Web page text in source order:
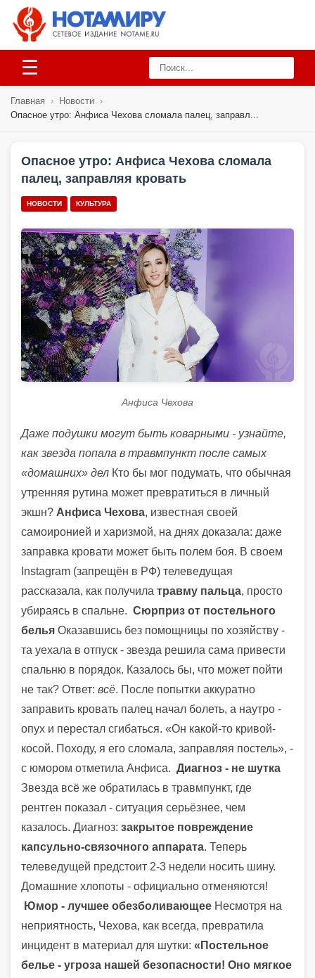
☰
Главная › Новости ›
Опасное утро: Анфиса Чехова сломала палец, заправл...
Опасное утро: Анфиса Чехова сломала
палец, заправляя кровать
НОВОСТИ КУЛЬТУРА
Анфиса Чехова
Даже подушки могут быть коварными - узнайте,
как звезда попала в травмпункт после самых
«домашних» дел Кто бы мог подумать, что обычная
утренняя рутина может превратиться в личный
экшн? Анфиса Чехова, известная своей
самоиронией и харизмой, на днях доказала: даже
заправка кровати может быть полем боя. В своем
Instagram (запрещён в РФ) телеведущая
рассказала, как получила травму пальца, просто
убираясь в спальне. Сюрприз от постельного
белья Оказавшись без помощницы по хозяйству -
та уехала в отпуск - звезда решила сама привести
спальню в порядок. Казалось бы, что может пойти
не так? Ответ: всё. После попытки аккуратно
заправить кровать палец начал болеть, а наутро -
опух и перестал сгибаться. «Он какой-то кривой-
косой. Походу, я его сломала, заправляя постель», -
с юмором отметила Анфиса. Диагноз - не шутка
Звезда всё же обратилась в травмпункт, где
рентген показал - ситуация серьёзнее, чем
казалось. Диагноз: закрытое повреждение
капсульно-связочного аппарата. Теперь
телеведущей предстоит 2-3 недели носить шину.
Домашние хлопоты - официально отменяются!
Юмор - лучшее обезболивающее Несмотря на
неприятность, Чехова, как всегда, превратила
инцидент в материал для шутки: «Постельное
белье - угроза нашей безопасности! Оно мягкое